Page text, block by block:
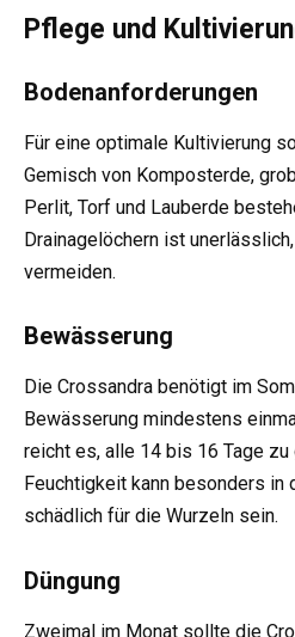
Pflege und
Bodenanforderungen
Für eine optimale Kultivierung
Gemisch von Komposterde,
Perlit, Torf und Lauberde
Drainagelöchern ist
vermeiden.
Bewässerung
Die Crossandra benötigt im
Bewässerung mindestens
reicht es, alle 14 bis 16 Tage
Feuchtigkeit kann besonders in
schädlich für die Wurzeln sein.
Düngung
Zweimal im Monat sollte die